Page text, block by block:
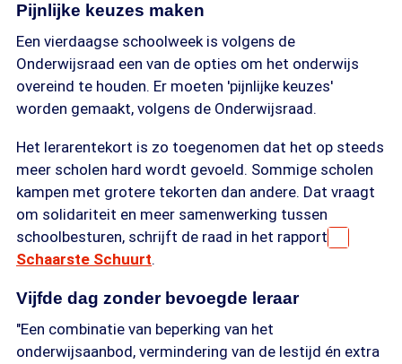
Pijnlijke keuzes maken
Een vierdaagse schoolweek is volgens de
Onderwijsraad een van de opties om het onderwijs
overeind te houden. Er moeten 'pijnlijke keuzes'
worden gemaakt, volgens de Onderwijsraad.
Het lerarentekort is zo toegenomen dat het op steeds
meer scholen hard wordt gevoeld. Sommige scholen
kampen met grotere tekorten dan andere. Dat vraagt
om solidariteit en meer samenwerking tussen
schoolbesturen, schrijft de raad in het rapport
Schaarste Schuurt.
Vijfde dag zonder bevoegde leraar
"Een combinatie van beperking van het
onderwijsaanbod, vermindering van de lestijd én extra